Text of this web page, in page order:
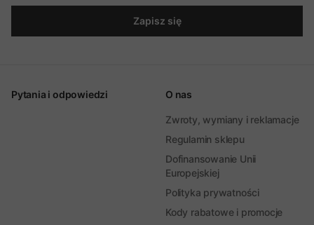
Zapisz się
Pytania i odpowiedzi O nas
Zwroty, wymiany i reklamacje
Regulamin sklepu
Dofinansowanie Unii
Europejskiej
Polityka prywatności
Kody rabatowe i promocje